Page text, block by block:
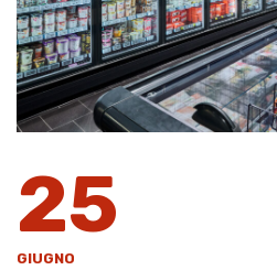
25
GIUGNO